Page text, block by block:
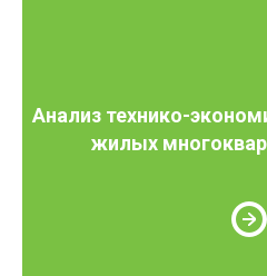
Анализ технико-
жилых